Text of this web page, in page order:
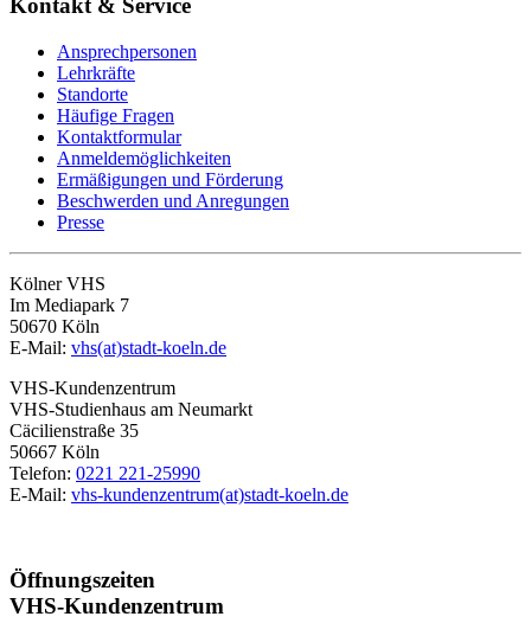
Kontakt & Service
Ansprechpersonen
Lehrkräfte
Standorte
Häufige Fragen
Kontaktformular
Anmeldemöglichkeiten
Ermäßigungen und Förderung
Beschwerden und Anregungen
Presse
Kölner VHS
Im Mediapark 7
50670 Köln
E-Mail: vhs(at)stadt-koeln.de
VHS-Kundenzentrum
VHS-Studienhaus am Neumarkt
Cäcilienstraße 35
50667 Köln
Telefon: 0221 221-25990
E-Mail: vhs-kundenzentrum(at)stadt-koeln.de
Öffnungszeiten
VHS-Kundenzentrum